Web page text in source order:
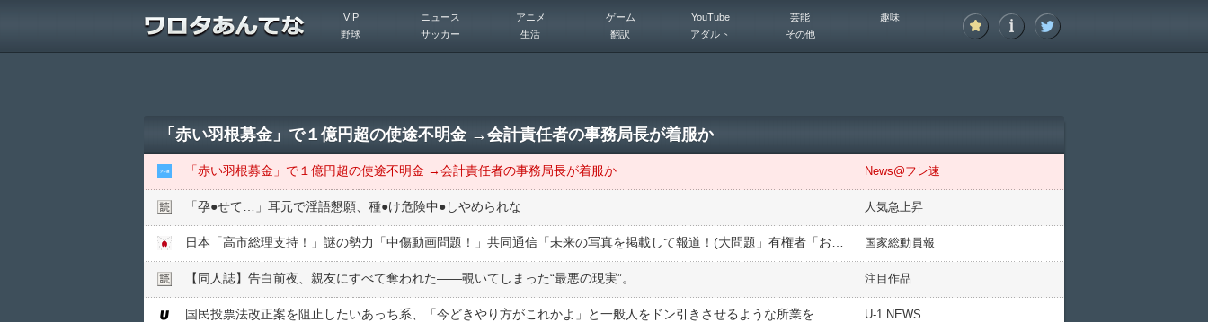
VIP ニュース アニメ ゲーム YouTube 芸能
趣味
野球
サッカー 生活 翻訳 アダルト その他
「赤い羽根募金」で１億円超の使途不明金 →会計責任者の事務局長が着服か
「赤い羽根募金」で１億円超の使途不明金 →会計責任者の事務局長が着服か News@フレ速
「孕●︎せて…」耳元で淫語懇願、種●︎け危険中●︎しやめられな 人気急上昇
国家総動員報
【同人誌】告白前夜、親友にすべて奪われた――覗いてしまった“最悪の現実”。 注目作品
国民投票法改正案を阻止したいあっち系、「今どきやり方がこれかよ」と一般人をドン引きさせるような所業を…… U-1 NEWS